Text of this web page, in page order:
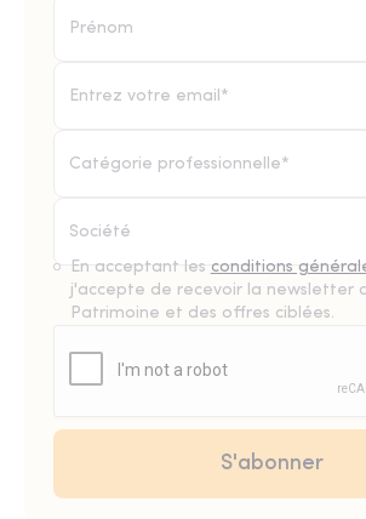
Catégorie professionnelle*
En acceptant les conditions
j'accepte de recevoir la newsletter
Patrimoine et des offres ciblées.